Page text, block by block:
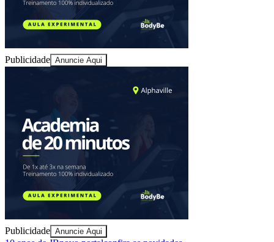
Sport
Publicidade Anuncie Aqui
Publicidade Anuncie Aqui